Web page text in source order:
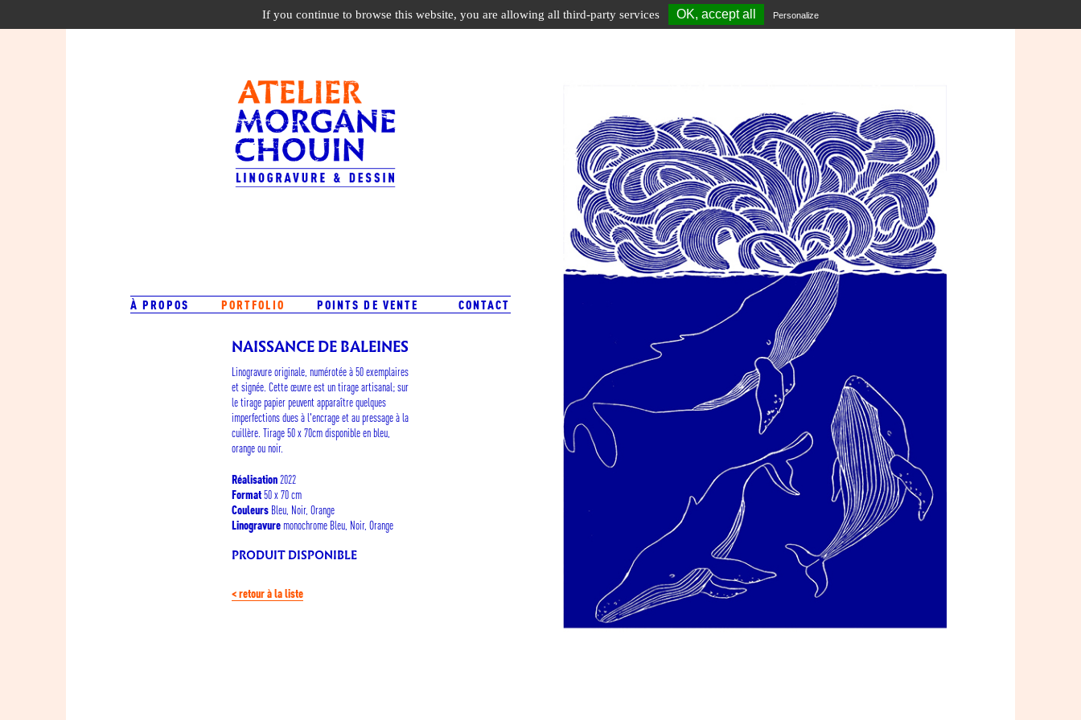
À PROPOS PORTFOLIO POINTS DE VENTE CONTACT
NAISSANCE DE BALEINES
Linogravure originale, numérotée à 50 exemplaires
et signée. Cette œuvre est un tirage artisanal; sur
le tirage papier peuvent apparaître quelques
imperfections dues à l'encrage et au pressage à la
cuillère. Tirage 50 x 70cm disponible en bleu,
orange ou noir.
Réalisation2022
Format50 x 70 cm
CouleursBleu, Noir, Orange
Linogravuremonochrome Bleu, Noir, Orange
PRODUIT DISPONIBLE
< retour à la liste
If you continue to browse this website, you are allowing all third-party services OK, accept all Personalize